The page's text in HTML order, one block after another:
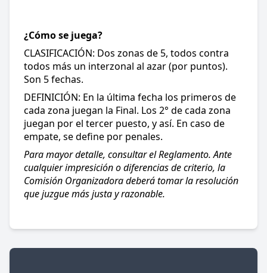
¿Cómo se juega?
CLASIFICACIÓN: Dos zonas de 5, todos contra
todos más un interzonal al azar (por puntos).
Son 5 fechas.
DEFINICIÓN: En la última fecha los primeros de
cada zona juegan la Final. Los 2° de cada zona
juegan por el tercer puesto, y así. En caso de
empate, se define por penales.
Para mayor detalle, consultar el Reglamento. Ante
cualquier impresición o diferencias de criterio, la
Comisión Organizadora deberá tomar la resolución
que juzgue más justa y razonable.